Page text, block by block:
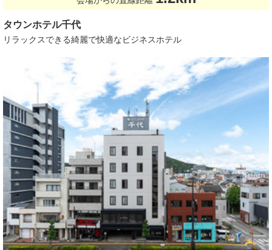
タウンホテル千代
リラックスできる綺麗で快適なビジネスホテル